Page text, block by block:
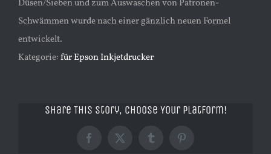
Düsen/Sieben und zum Auswaschen von Patronen-
Schwämmen wurde nach einer gänzlich neuen Formel
entwickelt.
Kategorie:für Epson Inkjetdrucker
Share This Story, Choose Your Platform!
Facebook
X TumblrPinterest